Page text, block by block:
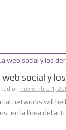
web social y
on noviembre 1,
networks will
en la línea del